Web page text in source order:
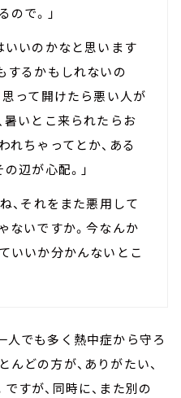
で。」
いのかなと思います
するかもしれないの
思って開けたら悪い人が
暑いとこ来られたらお
れちゃってとか、ある
辺が心配。」
、それをまた悪用して
ないですか。今なんか
いいか分かんないとこ
人でも多く熱中症から守ろ
どの方が、ありがたい、
すが、同時に、また別の